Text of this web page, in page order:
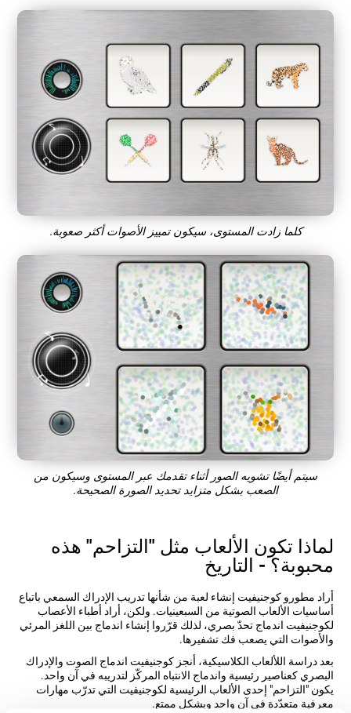
كلما زادت المستوى، سيكون تمييز الأصوات أكثر صعوبة.
سيتم أيضًا تشويه الصور أثناء تقدمك عبر المستوى وسيكون من
الصعب بشكل متزايد تحديد الصورة الصحيحة.
لماذا تكون الألعاب مثل "التزاحم" هذه
محبوبة؟ - التاريخ
أراد مطورو كوجنيفيت إنشاء لعبة من شأنها تدريب الإدراك السمعي باتباع
أساسيات الألعاب الصوتية من السبعينيات. ولكن، أراد أطباء الأعصاب
لكوجنيفيت اندماج تحدّ بصري، لذلك قرّروا إنشاء اندماج بين اللغز المرئي
والأصوات التي يصعب فك تشفيرها.
بعد دراسة اللألعاب الكلاسيكية، أنجز كوجنيفيت اندماج الصوت والإدراك
البصري كعناصير رئيسية واندماج الانتباه المركّز لتدريبه في آن واحد.
يكون "التزاحم" إحدى الألعاب الرئيسية لكوجنيفيت التي تدرّب مهارات
معرفية متعدّدة في آن واحد وبشكل ممتع.